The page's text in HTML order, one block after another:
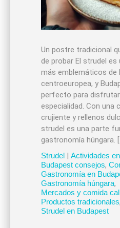
Un postre tradicional
de probar El strudel
más emblemáticos de
centroeuropea, y
perfecto para
especialidad. Con una
crujiente y rellenos
strudel es una parte
gastronomía húngara.
Strudel| Actividades
Budapest consejos,
Gastronomía en
Gastronomía húngara,
Mercados y comida
Productos tradicionales,
Strudel en Budapest